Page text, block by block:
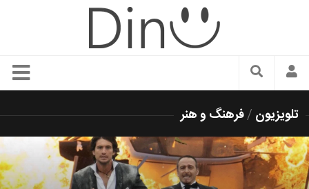
سبک زندگی
زیبایی و آرایش
شیک پوشی
تلویزیون /فرهنگ و هنر